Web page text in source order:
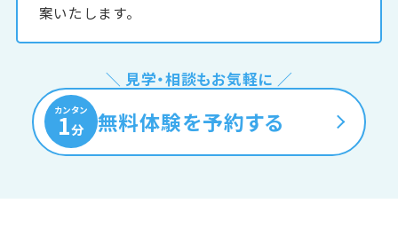
案いたします。
＼ 見学・相談もお気軽に ／
カンタン
1分 無料体験を予約する